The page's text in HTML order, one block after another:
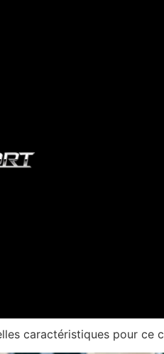
caractéristiques pour ce